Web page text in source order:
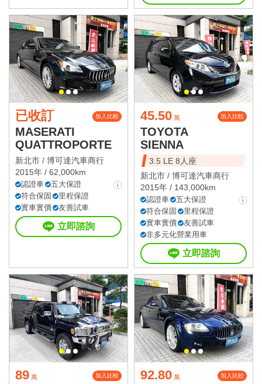
已收訂 加入比較
MASERATI
QUATTROPORTE
新北市 / 博可達汽車商行
2015年 / 62,000km
認證車
五大保證
符合保固
里程保證
實車實價
友善試車
立即諮詢
45.50 萬 加入比較
TOYOTA
SIENNA
3.5 LE 8人座
新北市 / 博可達汽車商行
2015年 / 143,000km
認證車
五大保證
符合保固
里程保證
實車實價
友善試車
非多元化營業用車
立即諮詢
89 萬 加入比較 92.80 萬 加入比較